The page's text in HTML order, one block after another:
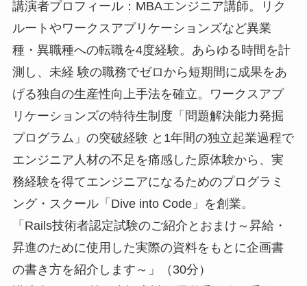
講演者プロフィール：MBAエンジニア講師。リク
ルートやワークスアプリケーションズなど異業
種・異職種への転職を4度経験。あらゆる時間を計
測し、未経 験の職務でゼロから短期間に成果をあ
げる独自の生産性向上手法を確立。ワークスアプ
リケーションズの特待生制度「問題解決能力発掘
プログラム」の突破経験 と1年間の独立起業過程で
エンジニア人材の不足を痛感した原体験から、実
務経験を得てエンジニアになるためのプログラミ
ング・スクール「Dive into Code」を創業。
「Rails技術者認定試験のご紹介とおまけ～昇給・
昇進のために使用した実際の資料をもとに企画書
の書き方を紹介します～」（30分）